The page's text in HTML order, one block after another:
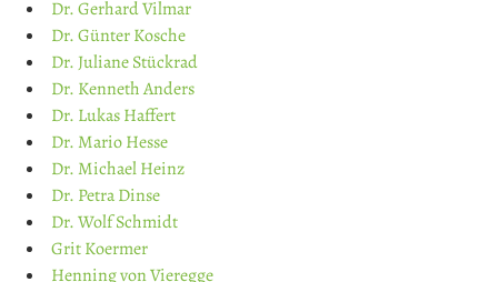
Dr. Gerhard Vilmar
Dr. Günter Kosche
Dr. Juliane Stückrad
Dr. Kenneth Anders
Dr. Lukas Haffert
Dr. Mario Hesse
Dr. Michael Heinz
Dr. Petra Dinse
Dr. Wolf Schmidt
Grit Koermer
Henning von Vieregge